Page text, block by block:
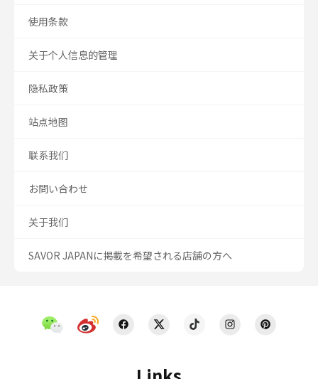
使用条款
关于个人信息的管理
隐私政策
站点地图
联系我们
お問い合わせ
关于我们
SAVOR JAPANに掲載を希望される店舗の方へ